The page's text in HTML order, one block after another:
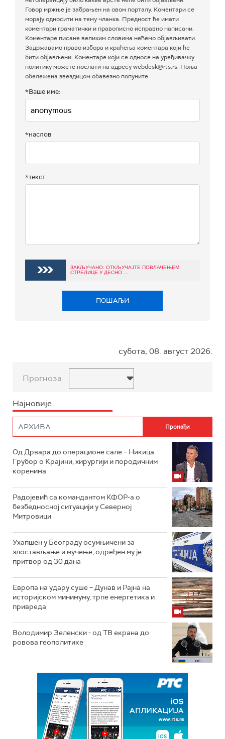
Говор мржње је забрањен на овом порталу. Коментари се
морају односити на тему чланка. Предност ће имати
коментари граматички и правописно исправно написани.
Коментаре писане великим словима нећемо објављивати.
Задржавамо право избора и краћења коментара који ће
бити објављени. Коментаре који се односе на уређивачку
политику можете послати на адресу webdesk@rts.rs. Поља
обележена звездицом обавезно попуните.
*Ваше име:
*наслов
*текст
ЗАКЉУЧАНО: ОТКЉУЧАЈТЕ ПОВЛАЧЕЊЕМ
СТРЕЛИЦЕ У ДЕСНО ...
ПОШАЉИ
субота, 08. август 2026.
Прогноза
Најновије
Од Дрвара до операционе сале – Никица
Грубор о Крајини, хирургији и породичним
коренима
Радојевић са командантом КФОР-а о
безбедносној ситуацији у Северној
Митровици
Ухапшен у Београду осумњичени за
злостављање и мучење, одређен му је
притвор од 30 дана
Европа на удару суше – Дунав и Рајна на
историјском минимуму, трпе енергетика и
привреда
Володимир Зеленски - од ТВ екрана до
ровова геополитике